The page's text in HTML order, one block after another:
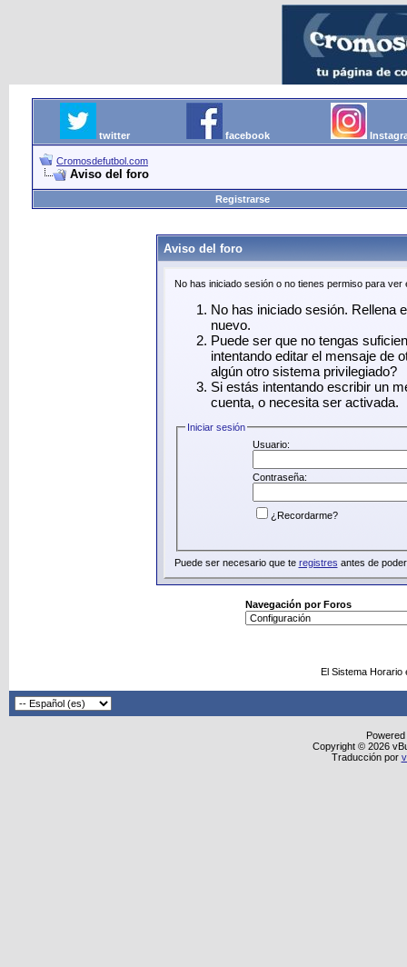
twitter facebook
Cromosdefutbol.com
Aviso del foro
Registrarse
Aviso del foro
No has iniciado sesión o no tienes permiso para
No has iniciado sesión. Rellena
nuevo.
Puede ser que no tengas
intentando editar el mensaje de
algún otro sistema privilegiado?
Si estás intentando escribir un
cuenta, o necesita ser activada.
Iniciar sesión
Usuario:
Contraseña:
¿Recordarme?
Puede ser necesario que te registres antes de
Navegación por Foros
El Sistema
Copyright © 2026
Traducción por